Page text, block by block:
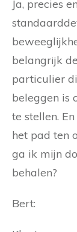
Ja, precies
belangrijk
particulier
beleggen is
te stellen.
het pad ten
ga ik mijn
behalen?
Bert: